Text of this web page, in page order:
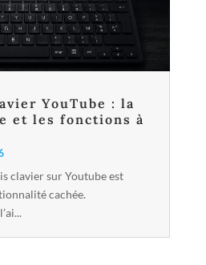
YouTube : la
et les fonctions à
clavier sur Youtube est
cachée.